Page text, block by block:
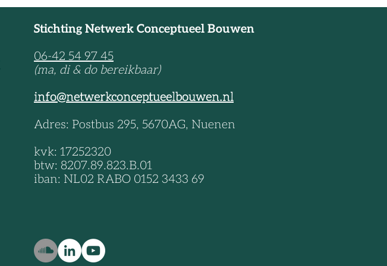
Stichting Netwerk Conceptueel Bouwen
06-42 54 97 45
(ma, di & do bereikbaar)
info@netwerkconceptueelbouwen.nl
Adres: Postbus 295, 5670AG, Nuenen
kvk: 17252320
btw: 8207.89.823.B.01
iban: NL02 RABO 0152 3433 69